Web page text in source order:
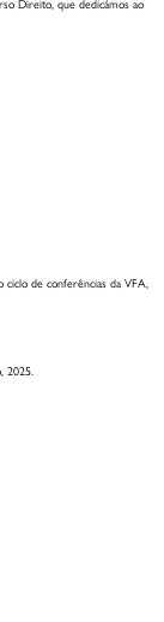
Direito, que dedicámos ao
ciclo de conferências da VFA,
2025.